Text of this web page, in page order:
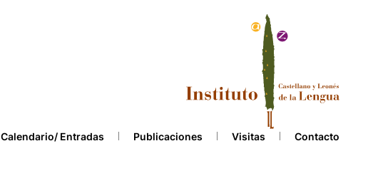
Calendario/ Entradas Publicaciones Visitas Contacto